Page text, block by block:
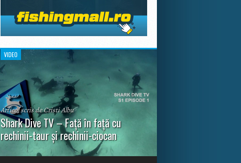
VIDEO
Articol scris de Cristi Albu
Shark Dive TV – Față în față cu
rechinii-taur și rechinii-ciocan
În primul episod din Shark Dive TV, telespectatorii